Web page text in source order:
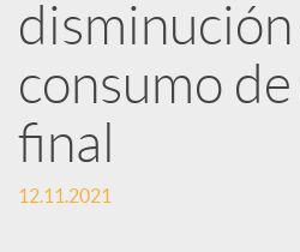
i
r
e
disminución
consumo
final
12.11.2021